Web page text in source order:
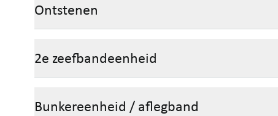
Ontstenen
2e zeefbandeenheid
Bunkereenheid / aflegband